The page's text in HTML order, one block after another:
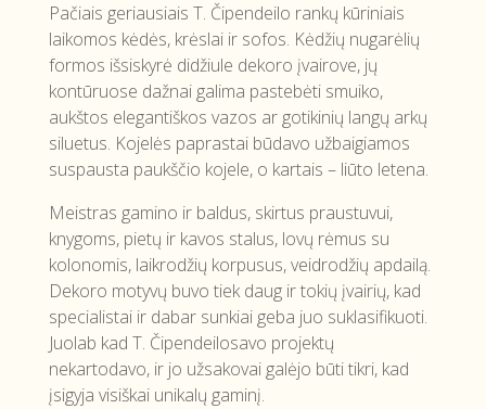
Pačiais geriausiais T. Čipendeilo rankų kūriniais
laikomos kėdės, krėslai ir sofos. Kėdžių nugarėlių
formos išsiskyrė didžiule dekoro įvairove, jų
kontūruose dažnai galima pastebėti smuiko,
aukštos elegantiškos vazos ar gotikinių langų arkų
siluetus. Kojelės paprastai būdavo užbaigiamos
suspausta paukščio kojele, o kartais – liūto letena.
Meistras gamino ir baldus, skirtus praustuvui,
knygoms, pietų ir kavos stalus, lovų rėmus su
kolonomis, laikrodžių korpusus, veidrodžių apdailą.
Dekoro motyvų buvo tiek daug ir tokių įvairių, kad
specialistai ir dabar sunkiai geba juo suklasifikuoti.
Juolab kad T. Čipendeilosavo projektų
nekartodavo, ir jo užsakovai galėjo būti tikri, kad
įsigyja visiškai unikalų gaminį.